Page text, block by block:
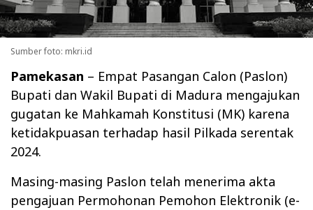
Sumber foto: mkri.id
Pamekasan – Empat Pasangan Calon (Paslon)
Bupati dan Wakil Bupati di Madura mengajukan
gugatan ke Mahkamah Konstitusi (MK) karena
ketidakpuasan terhadap hasil Pilkada serentak
2024.
Masing-masing Paslon telah menerima akta
pengajuan Permohonan Pemohon Elektronik (e-